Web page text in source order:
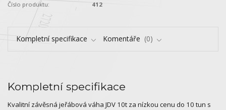
Číslo produktu: 412
Kompletní specifikace Komentáře 0
Kompletní specifikace
Kvalitní závěsná jeřábová váha JDV 10t za nízkou cenu do 10 tun s